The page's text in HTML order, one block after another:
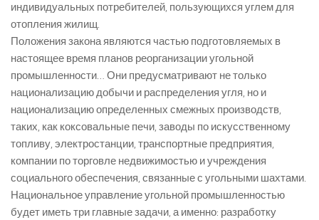
индивидуальных потребителей, пользующихся углем для
отопления жилищ.
Положения закона являются частью подготовляемых в
настоящее время планов реорганизации угольной
промышленности… Они предусматривают не только
национализацию добычи и распределения угля, но и
национализацию определенных смежных производств,
таких, как коксовальные печи, заводы по искусственному
топливу, электростанции, транспортные предприятия,
компании по торговле недвижимостью и учреждения
социального обеспечения, связанные с угольными шахтами.
Национальное управление угольной промышленностью
будет иметь три главные задачи, а именно: разработку